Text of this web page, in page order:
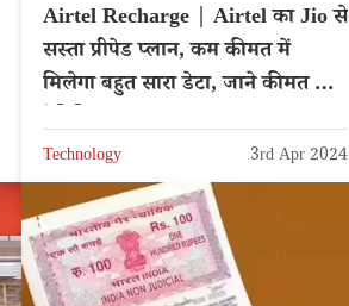
Airtel Recharge | Airtel का Jio से
सस्ता प्रीपेड प्लान, कम कीमत में
मिलेगा बहुत सारा डेटा, जाने कीमत और
Technology 3rd Apr 2024